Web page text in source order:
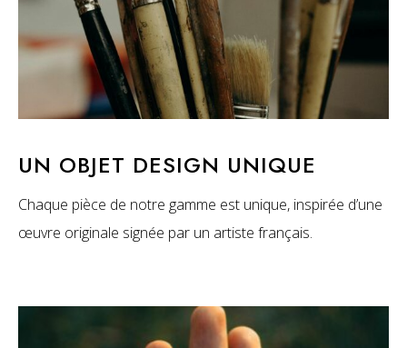
UN OBJET DESIGN UNIQUE
Chaque pièce de notre gamme est unique, inspirée d’une
œuvre originale signée par un artiste français.